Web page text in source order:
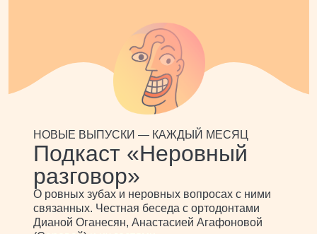
НОВЫЕ ВЫПУСКИ — КАЖДЫЙ МЕСЯЦ
Подкаст «Неровный
разговор»
О ровных зубах и неровных вопросах с ними
связанных. Честная беседа с ортодонтами
Дианой Оганесян, Анастасией Агафоновой